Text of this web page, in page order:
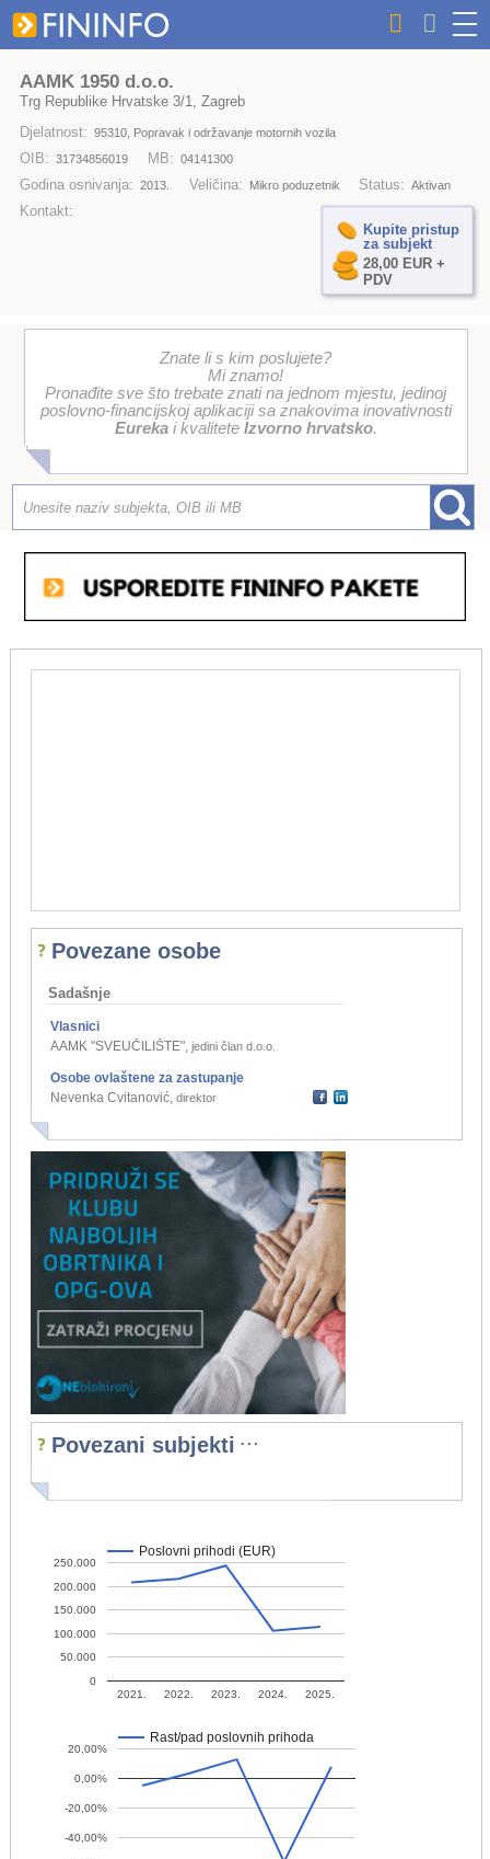
AAMK 1950 d.o.o.
Trg Republike Hrvatske 3/1, Zagreb
Djelatnost: 95310, Popravak i održavanje motornih vozila
OIB: 31734856019 MB: 04141300
Godina osnivanja: 2013. Veličina: Mikro poduzetnik Status: Aktivan
Kontakt:
Kupite pristup
za subjekt
28,00 EUR +
PDV
Znate li s kim poslujete?
Mi znamo!
Pronađite sve što trebate znati na jednom mjestu, jedinoj
poslovno-financijskoj aplikaciji sa znakovima inovativnosti
Eurekai kvalitete Izvorno hrvatsko.
Povezane osobe
Sadašnje
Vlasnici
AAMK "SVEUČILIŠTE", jedini član d.o.o.
Osobe ovlaštene za zastupanje
Nevenka Cvitanović, direktor
Povezani subjekti ...
Poslovni prihodi (EUR)
2021. 2022. 2023. 2024. 2025.
0
50.000
100.000
150.000
200.000
250.000
Rast/pad poslovnih prihoda
-40,00%
-20,00%
0,00%
20,00%